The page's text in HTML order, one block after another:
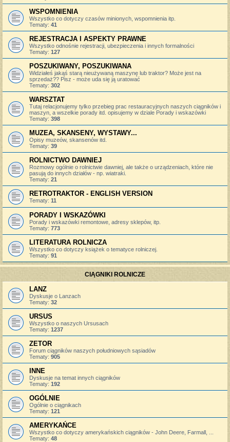
WSPOMNIENIA
Wszystko co dotyczy czasów minionych, wspomnienia itp.
Tematy: 41
REJESTRACJA I ASPEKTY PRAWNE
Wszystko odnośnie rejestracji, ubezpieczenia i innych formalności
Tematy: 127
POSZUKIWANY, POSZUKIWANA
Widziałeś jakąś starą nieużywaną maszynę lub traktor? Może jest na
sprzedaż?? Pisz - może uda się ją uratować
Tematy: 302
WARSZTAT
Tutaj relacjonujemy tylko przebieg prac restauracyjnych naszych ciągników i
maszyn, a wszelkie porady itd. opisujemy w dziale Porady i wskazówki
Tematy: 398
MUZEA, SKANSENY, WYSTAWY...
Opisy muzeów, skansenów itd.
Tematy: 39
ROLNICTWO DAWNIEJ
Rozmowy ogólnie o rolnictwie dawniej, ale także o urządzeniach, które nie
pasują do innych działów - np. wiatraki.
Tematy: 21
RETROTRAKTOR - ENGLISH VERSION
Tematy: 11
PORADY I WSKAZÓWKI
Porady i wskazówki remontowe, adresy sklepów, itp.
Tematy: 773
LITERATURA ROLNICZA
Wszystko co dotyczy książek o tematyce rolniczej.
Tematy: 91
CIĄGNIKI ROLNICZE
LANZ
Dyskusje o Lanzach
Tematy: 32
URSUS
Wszystko o naszych Ursusach
Tematy: 1237
ZETOR
Forum ciągników naszych południowych sąsiadów
Tematy: 905
INNE
Dyskusje na temat innych ciągników
Tematy: 192
OGÓLNIE
Ogólnie o ciągnikach
Tematy: 121
AMERYKAŃCE
Wszystko co dotyczy amerykańskich ciągników - John Deere, Farmall, ...
Tematy: 48